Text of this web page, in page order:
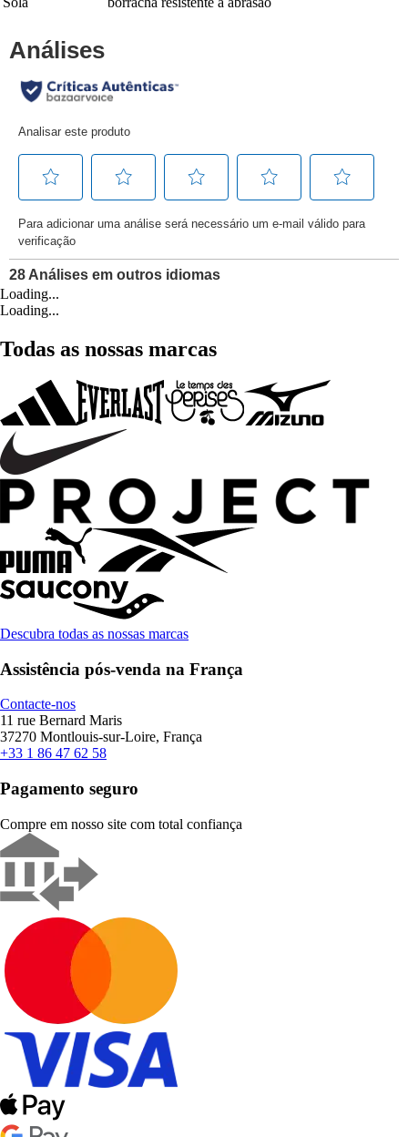
Loading...
Loading...
Todas as nossas marcas
Descubra todas as nossas marcas
Assistência pós-venda na França
Contacte-nos
11 rue Bernard Maris
37270 Montlouis-sur-Loire, França
+33 1 86 47 62 58
Pagamento seguro
Compre em nosso site com total confiança